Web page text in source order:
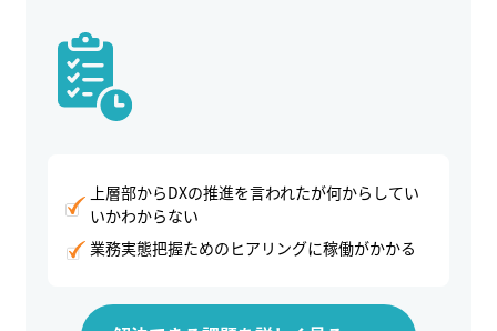
上層部からDXの推進を言われたが何からしてい
いかわからない
業務実態把握ためのヒアリングに稼働がかかる